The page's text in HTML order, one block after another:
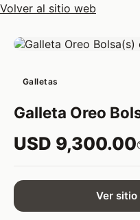
Volver al sitio web
Galletas
Galleta Oreo
USD 9,300.00
Ver